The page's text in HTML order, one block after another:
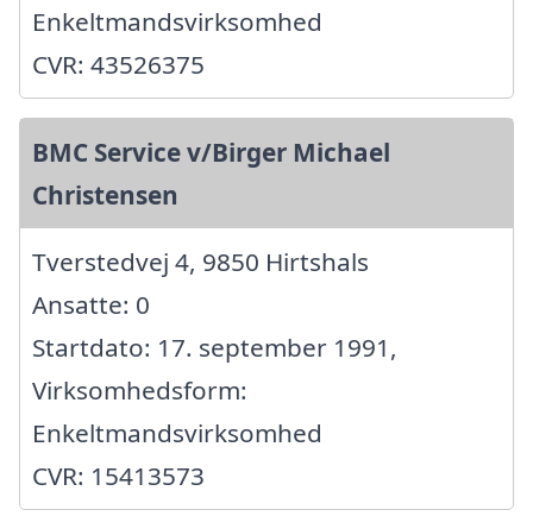
Enkeltmandsvirksomhed
CVR: 43526375
BMC Service v/Birger Michael
Christensen
Tverstedvej 4, 9850 Hirtshals
Ansatte: 0
Startdato: 17. september 1991,
Virksomhedsform:
Enkeltmandsvirksomhed
CVR: 15413573